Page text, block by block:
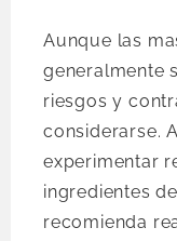
Aunque las
generalmente
riesgos y
considerarse.
experimentar
ingredientes
recomienda